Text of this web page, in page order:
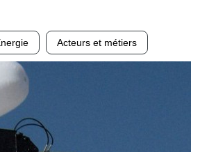
Acteurs et métiers